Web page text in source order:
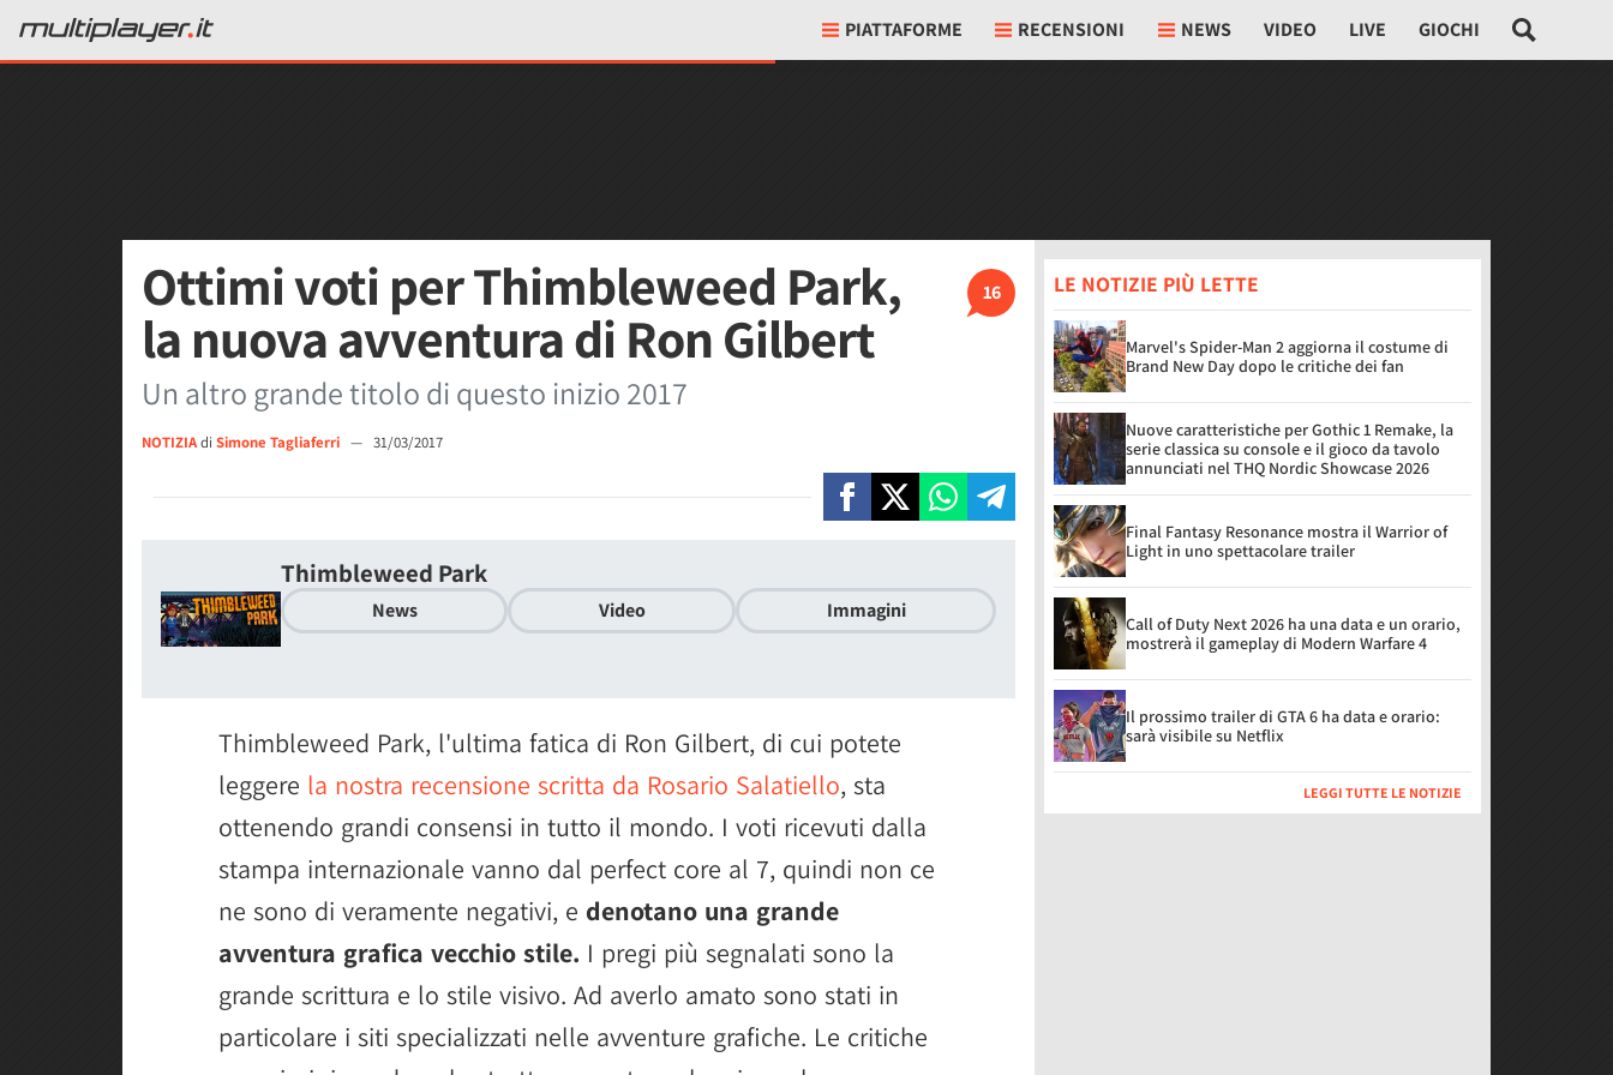
PIATTAFORME RECENSIONI NEWS VIDEO LIVE GIOCHI
16
Ottimi voti per Thimbleweed Park,
la nuova avventura di Ron Gilbert
Un altro grande titolo di questo inizio 2017
NOTIZIAdi Simone Tagliaferri — 31/03/2017
Thimbleweed Park
News Video Immagini
Thimbleweed Park, l'ultima fatica di Ron Gilbert, di cui potete
leggere la nostra recensione scritta da Rosario Salatiello, sta
ottenendo grandi consensi in tutto il mondo. I voti ricevuti dalla
stampa internazionale vanno dal perfect core al 7, quindi non ce
ne sono di veramente negativi, e denotano una grande
avventura grafica vecchio stile. I pregi più segnalati sono la
grande scrittura e lo stile visivo. Ad averlo amato sono stati in
particolare i siti specializzati nelle avventure grafiche. Le critiche
LE NOTIZIE PIÙ LETTE
Marvel's Spider-Man 2 aggiorna il costume di
Brand New Day dopo le critiche dei fan
Nuove caratteristiche per Gothic 1 Remake, la
serie classica su console e il gioco da tavolo
annunciati nel THQ Nordic Showcase 2026
Final Fantasy Resonance mostra il Warrior of
Light in uno spettacolare trailer
Call of Duty Next 2026 ha una data e un orario,
mostrerà il gameplay di Modern Warfare 4
Il prossimo trailer di GTA 6 ha data e orario:
sarà visibile su Netflix
LEGGI TUTTE LE NOTIZIE